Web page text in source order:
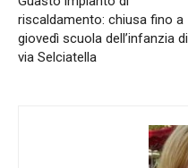
riscaldamento: chiusa fino a
giovedì scuola dell’infanzia di
via Selciatella